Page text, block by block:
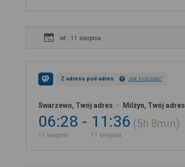
wt.. 11 sierpnia
Z adresu pod adres Jak to działa?
Swarzewo, Twój adres Milżyn, Twój adres
06:28
11 sierpnia
11:36
11 sierpnia
5h 8min